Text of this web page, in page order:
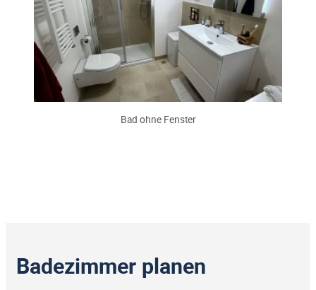
Bad ohne Fenster
Badezimmer planen